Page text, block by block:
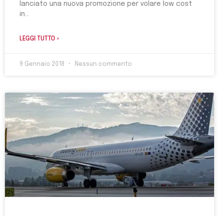
lanciato una nuova promozione per volare low cost
in
LEGGI TUTTO »
9 Gennaio 2018 Nessun commento